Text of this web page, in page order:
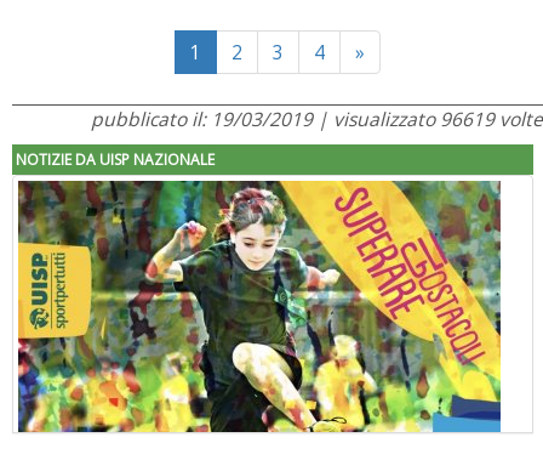
1 2 3 4 »Next
pubblicato il: 19/03/2019 | visualizzato 96619 volte
NOTIZIE DA UISP NAZIONALE